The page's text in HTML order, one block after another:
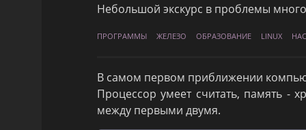
Небольшой экскурс в проблемы
ПРОГРАММЫ ЖЕЛЕЗО ОБРАЗОВАНИЕ LINUX
В самом первом приближении
Процессор умеет считать, память -
между первыми двумя.